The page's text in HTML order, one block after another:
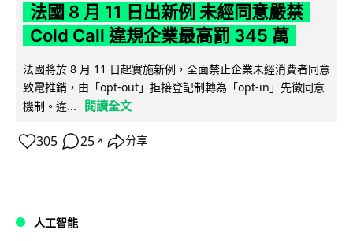
法國 8 月 11 日出新例 未經同意嚴禁
Cold Call 違規企業最高罰 345 萬
法國將於 8 月 11 日起實施新例，全面禁止企業未經消費者同意
致電推銷，由「opt-out」拒接登記制轉為「opt-in」先徵同意
機制。違...
閱讀全文
305 25 ↗ 分享
人工智能